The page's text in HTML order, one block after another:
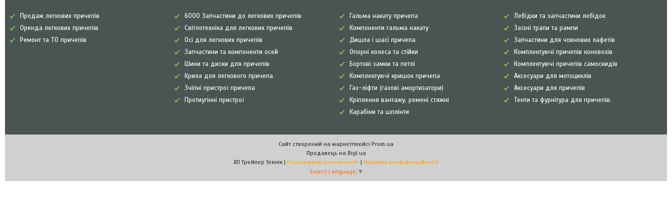
Продаж легкових причепів
Оренда легкових причепів
Ремонт та ТО причепів
6000 Запчастини до легкових причепів
Світлотехніка для легкових причепів
Осі для легкових причепів
Запчастини та компоненти осей
Шини та диски для причепів
Крила для легкового причепа
Зчіпні пристрої причепа
Протиугінні пристрої
Гальма накату причепа
Компоненти гальма накату
Дишла і шасі причепа
Опорні колеса та стійки
Бортові замки та петлі
Комплектуючі кришок причепа
Газ-ліфти (газові амортизатори)
Кріплення вантажу, ремені стяжні
Карабіни та шплінти
Лебідки та запчастини лебідок
Заїзні трапи та рампи
Запчастини для човнових лафетів
Комплектуючі причепів коневозів
Комплектуючі причепів самоскидів
Аксесуари для мотоциклів
Аксесуари для причепів
Тенти та фурнітура для причепів.
Сайт створений на маркетплейсі Prom.ua
Продавець на Bigl.ua
ХП Трейлер Технік | Поскаржитися на контент | Політика конфіденційності
Select Language ▼